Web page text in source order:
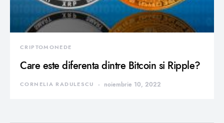
CRIPTOMONEDE
Care este diferenta dintre Bitcoin si Ripple?
CORNELIA RADULESCU noiembrie 10, 2022